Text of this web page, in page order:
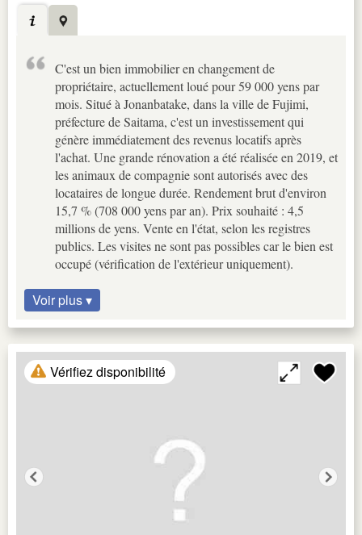
C'est un bien immobilier en changement de
propriétaire, actuellement loué pour 59 000 yens par
mois. Situé à Jonanbatake, dans la ville de Fujimi,
préfecture de Saitama, c'est un investissement qui
génère immédiatement des revenus locatifs après
l'achat. Une grande rénovation a été réalisée en 2019, et
les animaux de compagnie sont autorisés avec des
locataires de longue durée. Rendement brut d'environ
15,7 % (708 000 yens par an). Prix souhaité : 4,5
millions de yens. Vente en l'état, selon les registres
publics. Les visites ne sont pas possibles car le bien est
occupé (vérification de l'extérieur uniquement).
Voir plus ▾
Vérifiez disponibilité